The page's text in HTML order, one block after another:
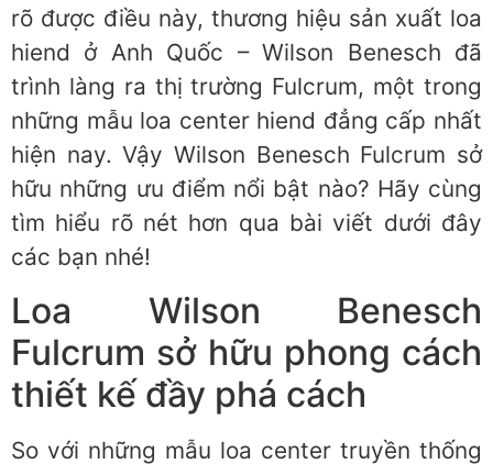
rõ được điều này, thương hiệu sản xuất loa
hiend ở Anh Quốc – Wilson Benesch đã
trình làng ra thị trường Fulcrum, một trong
những mẫu loa center hiend đẳng cấp nhất
hiện nay. Vậy Wilson Benesch Fulcrum sở
hữu những ưu điểm nổi bật nào? Hãy cùng
tìm hiểu rõ nét hơn qua bài viết dưới đây
các bạn nhé!
Loa Wilson Benesch
Fulcrum sở hữu phong cách
thiết kế đầy phá cách
So với những mẫu loa center truyền thống